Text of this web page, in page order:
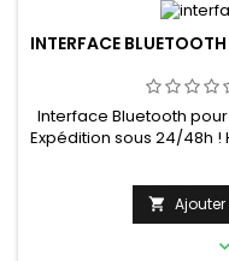
INTERFACE
Interface Bluetooth pour
Expédition sous 24/48h
